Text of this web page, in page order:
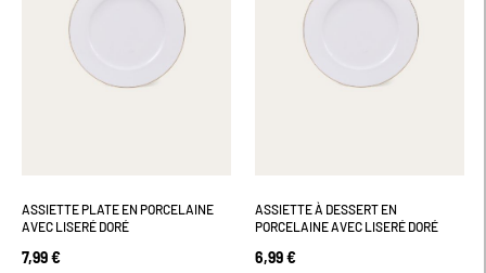
ASSIETTE PLATE EN PORCELAINE
AVEC LISERÉ DORÉ
7,99 €
ASSIETTE À DESSERT EN
PORCELAINE AVEC LISERÉ DORÉ
6,99 €